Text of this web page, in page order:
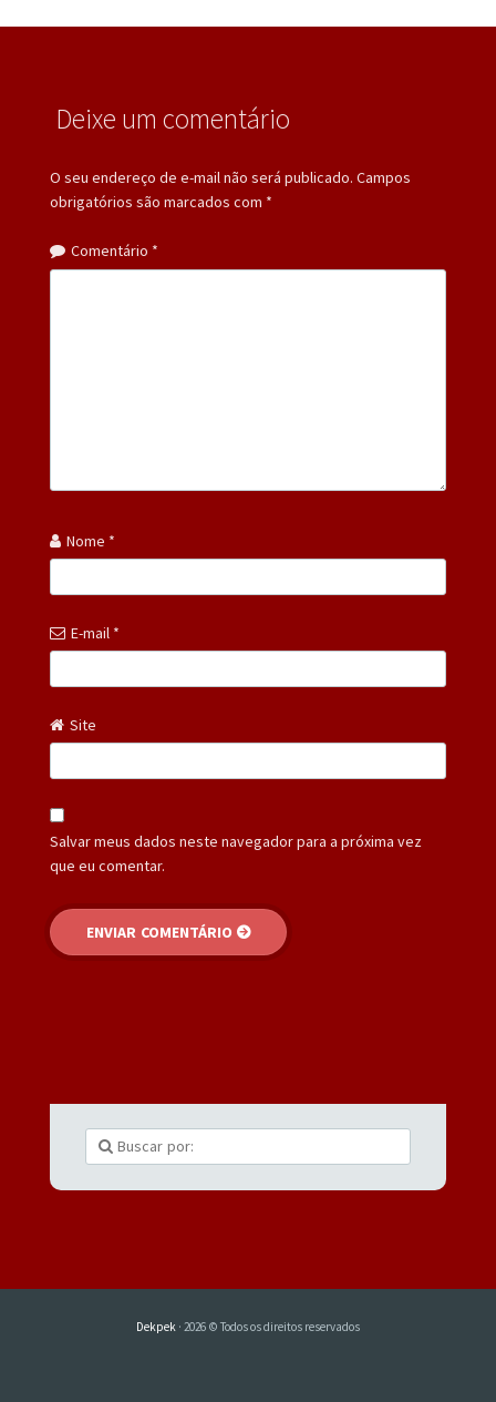
Deixe um comentário
O seu endereço de e-mail não será publicado. Campos
obrigatórios são marcados com *
Comentário *
Nome *
E-mail *
Site
Salvar meus dados neste navegador para a próxima vez
que eu comentar.
Dekpek · 2026 © Todos os direitos reservados